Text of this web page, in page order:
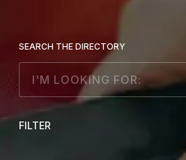
SEARCH THE DIRECTORY
FILTER